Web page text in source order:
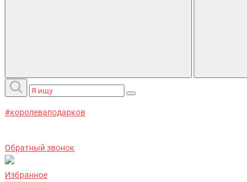
#королеваподарков
Обратный звонок
Избранное